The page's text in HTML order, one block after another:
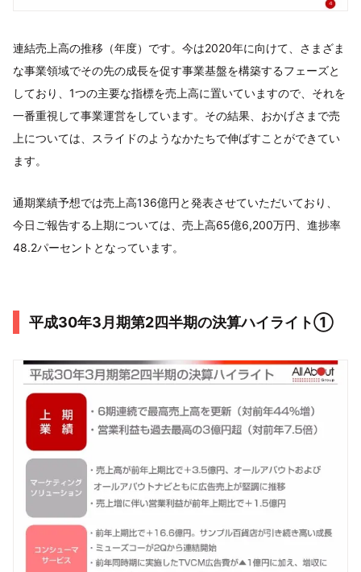
連結売上高の推移（年度）です。今は2020年に向けて、さまざま
な事業領域でその先の成長を促す事業基盤を構築するフェーズと
しており、1つの主要な指標を売上高に置いていますので、それを
一番重視して事業運営をしています。その結果、おかげさまで売
上については、スライドのようなかたちで伸ばすことができてい
ます。
通期業績予想では売上高136億円と発表させていただいており、
今日ご報告する上期については、売上高65億6,200万円、進捗率
48.2パーセントとなっています。
平成30年3月期第2四半期の決算ハイライト①